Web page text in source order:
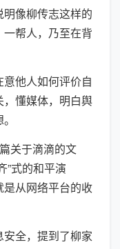
像柳传志这样的
帮人，乃至在背
他人如何评价自
懂媒体，明白舆
关于滴滴的文
”式的和平演
从网络平台的收
全，提到了柳家